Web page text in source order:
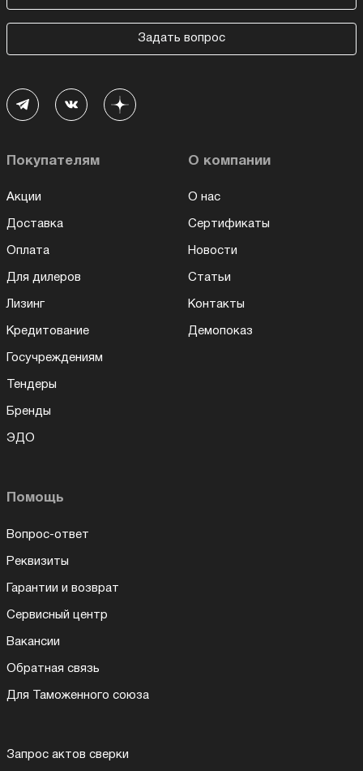
Задать вопрос
Покупателям
Акции
Доставка
Оплата
Для дилеров
Лизинг
Кредитование
Госучреждениям
Тендеры
Бренды
ЭДО
О компании
О нас
Сертификаты
Новости
Статьи
Контакты
Демопоказ
Помощь
Вопрос-ответ
Реквизиты
Гарантии и возврат
Сервисный центр
Вакансии
Обратная связь
Для Таможенного союза
Запрос актов сверки